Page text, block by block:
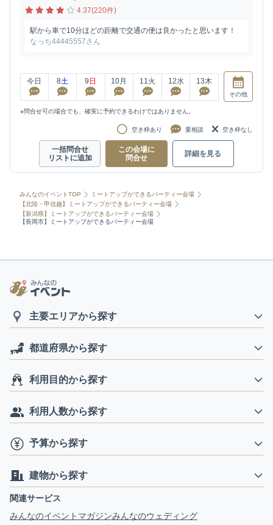
4.37(220件)
駅から車で10分ほどの距離で交通の便は良かったと思います！
なっち44445557さん
今日 8土 9 日 10月 11 火 12水 13木
その他
※問合せ可の場合でも、確実に予約できるわけではありません。
空き枠あり 要相談 空き枠なし
一括問合せ
リストに追加
この会場に
問合せ
詳細を見る
みんなのイベントTOP
ミートアップができるパーティー会場
【北陸・甲信越】ミートアップができるパーティー会場
【新潟県】ミートアップができるパーティー会場
【長岡市】ミートアップができるパーティー会場
主要エリアから探す
都道府県から探す
利用目的から探す
利用人数から探す
予算から探す
建物から探す
関連サービス
みんなのイベントマガジンみんなのウェディング